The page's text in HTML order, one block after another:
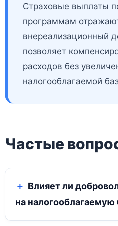
Страховые выплаты
программам
внереализационный
позволяет
расходов без
налогооблагаемой
Частые
Влияет ли
на налогооблагаемую